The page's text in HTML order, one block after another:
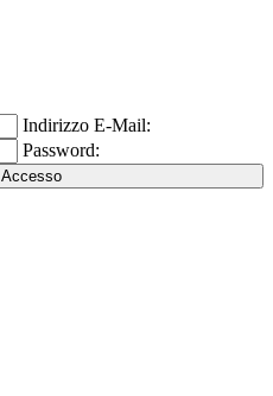
Indirizzo E-Mail:
Password:
Accesso